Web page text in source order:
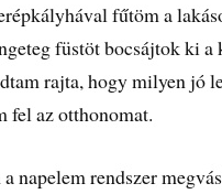
fűtöm a
füstöt bocsájtok ki a
rajta, hogy milyen jó
fel az otthonomat.
napelem rendszer